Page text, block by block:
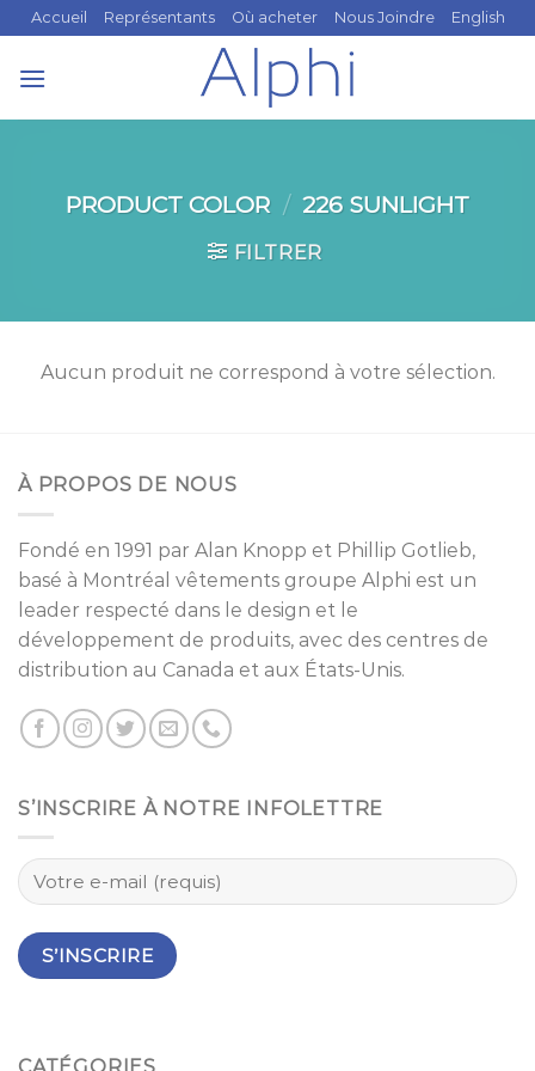
Skip
to
content
Accueil Représentants Où acheter Nous Joindre English
PRODUCT COLOR / 226 SUNLIGHT
FILTRER
Aucun produit ne correspond à votre sélection.
À PROPOS DE NOUS
Fondé en 1991 par Alan Knopp et Phillip Gotlieb,
basé à Montréal vêtements groupe Alphi est un
leader respecté dans le design et le
développement de produits, avec des centres de
distribution au Canada et aux États-Unis.
S’INSCRIRE À NOTRE INFOLETTRE